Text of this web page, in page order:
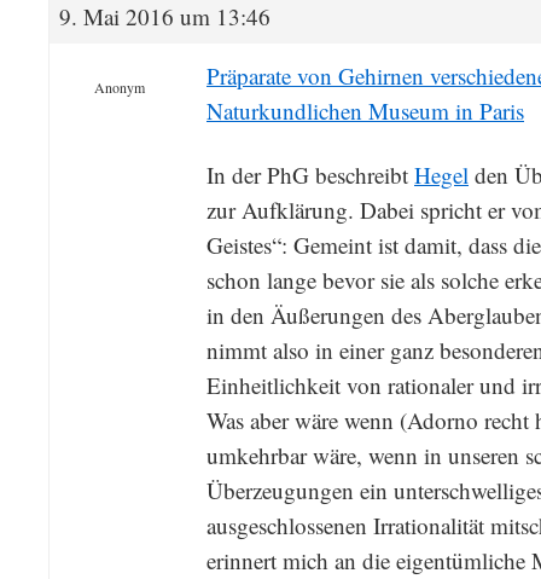
9. Mai 2016 um 13:46
Anonym
Präparate von Gehirnen
Naturkundlichen Museum in Paris
In der PhG beschreibt Hegel den
zur Aufklärung. Dabei spricht er
Geistes“: Gemeint ist damit, dass
schon lange bevor sie als solche
in den Äußerungen des
nimmt also in einer ganz
Einheitlichkeit von rationaler und
Was aber wäre wenn (Adorno recht
umkehrbar wäre, wenn in unseren
Überzeugungen ein
ausgeschlossenen Irrationalität
erinnert mich an die eigentümliche